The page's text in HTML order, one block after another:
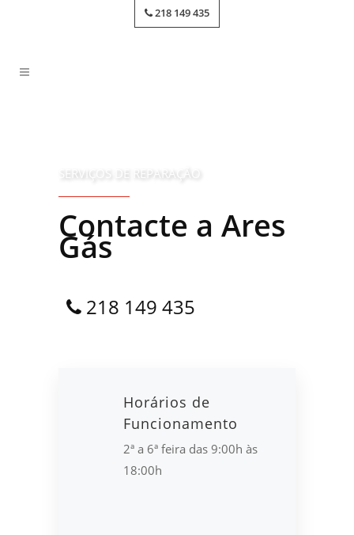
218 149 435
SERVIÇOS DE REPARAÇÃO
Contacte a Ares
Gás
218 149 435
Horários de
Funcionamento
2ª a 6ª feira das 9:00h às
18:00h